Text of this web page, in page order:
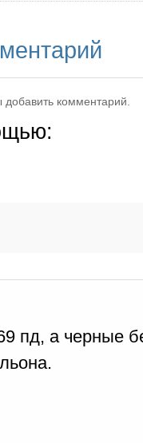
добавить комментарий.
пд, а черные